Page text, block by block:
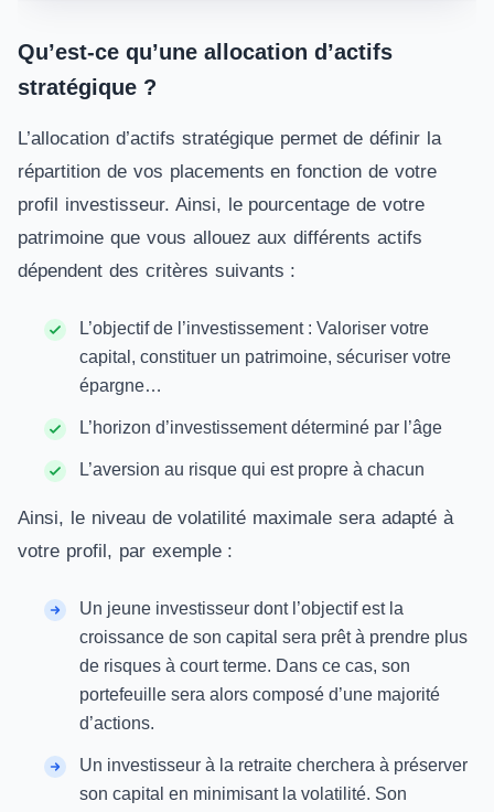
Qu’est-ce qu’une allocation d’actifs
stratégique ?
L’allocation d’actifs stratégique permet de définir la
répartition de vos placements en fonction de votre
profil investisseur. Ainsi, le pourcentage de votre
patrimoine que vous allouez aux différents actifs
dépendent des critères suivants :
L’objectif de l’investissement : Valoriser votre
capital, constituer un patrimoine, sécuriser votre
épargne…
L’horizon d’investissement déterminé par l’âge
L’aversion au risque qui est propre à chacun
Ainsi, le niveau de volatilité maximale sera adapté à
votre profil, par exemple :
Un jeune investisseur dont l’objectif est la
croissance de son capital sera prêt à prendre plus
de risques à court terme. Dans ce cas, son
portefeuille sera alors composé d’une majorité
d’actions.
Un investisseur à la retraite cherchera à préserver
son capital en minimisant la volatilité. Son